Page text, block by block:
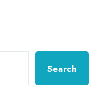
Search